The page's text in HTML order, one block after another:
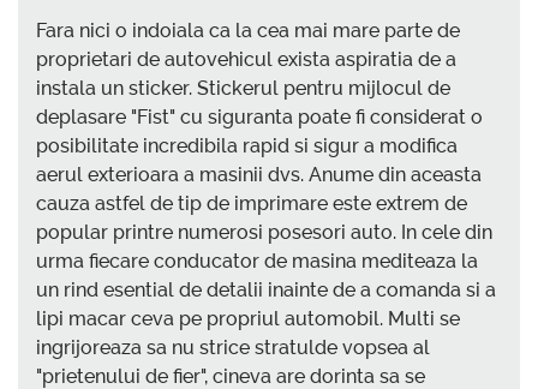
Fara nici o indoiala ca la cea mai mare parte de
proprietari de autovehicul exista aspiratia de a
instala un sticker. Stickerul pentru mijlocul de
deplasare "Fist" cu siguranta poate fi considerat o
posibilitate incredibila rapid si sigur a modifica
aerul exterioara a masinii dvs. Anume din aceasta
cauza astfel de tip de imprimare este extrem de
popular printre numerosi posesori auto. In cele din
urma fiecare conducator de masina mediteaza la
un rind esential de detalii inainte de a comanda si a
lipi macar ceva pe propriul automobil. Multi se
ingrijoreaza sa nu strice stratulde vopsea al
"prietenului de fier", cineva are dorinta sa se